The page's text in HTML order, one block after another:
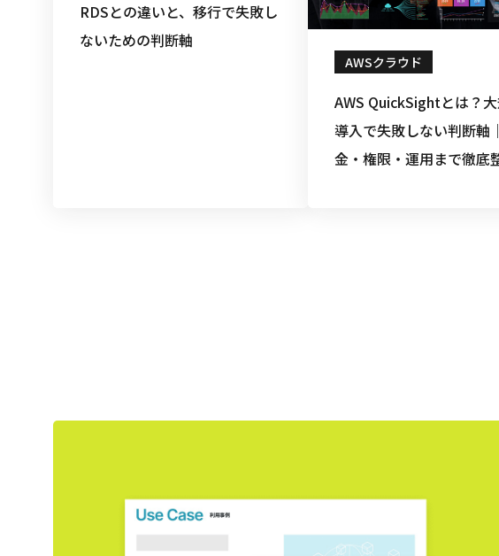
RDSとの違いと、移行で失敗し
ないための判断軸
AWSクラウド
AWS QuickSightとは？
導入で失敗しない判断軸
金・権限・運用まで徹底